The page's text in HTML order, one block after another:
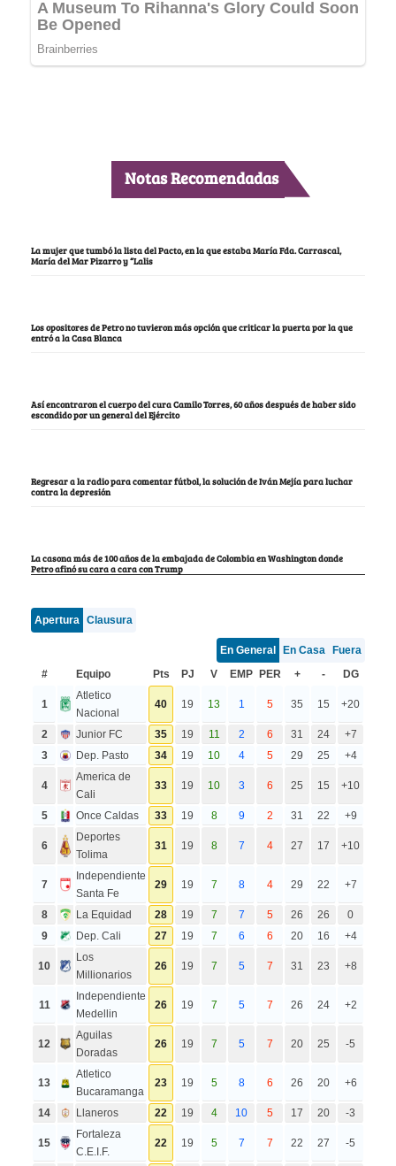
Notas Recomendadas
La mujer que tumbó la lista del Pacto, en la que estaba María Fda. Carrascal,
María del Mar Pizarro y “Lalis
Los opositores de Petro no tuvieron más opción que criticar la puerta por la que
entró a la Casa Blanca
Así encontraron el cuerpo del cura Camilo Torres, 60 años después de haber sido
escondido por un general del Ejército
Regresar a la radio para comentar fútbol, la solución de Iván Mejía para luchar
contra la depresión
La casona más de 100 años de la embajada de Colombia en Washington donde
Petro afinó su cara a cara con Trump
Apertura Clausura
En General En Casa
Fuera
#
Equipo Pts PJ V EMP PER + - DG
1
Atletico
Nacional
40 19 13 1 5 35 15 +20
2 Junior FC 35 19 11 2 6 31 24
+7
3
Dep. Pasto 34 19 10 4 5 29 25 +4
4
America de
Cali
33 19 10 3 6 25 15 +10
5 Once Caldas 33 19 8 9 2 31 22 +9
6
Deportes
Tolima
31 19 8 7 4 27 17 +10
7
Independiente
Santa Fe
29 19 7 8 4 29 22 +7
8 La Equidad 28 19 7 7 5 26 26
0
9
Dep. Cali 27 19 7 6 6 20 16 +4
10
Los
Millionarios
26 19 7 5 7 31 23 +8
11
Independiente
Medellin
26 19 7 5 7 26 24 +2
12
Aguilas
Doradas
26 19 7 5 7 20 25 -5
13
Atletico
Bucaramanga
23 19 5 8 6 26 20 +6
14 Llaneros 22 19 4 10 5 17 20 -3
15
Fortaleza
C.E.I.F.
22 19 5 7 7 22 27 -5